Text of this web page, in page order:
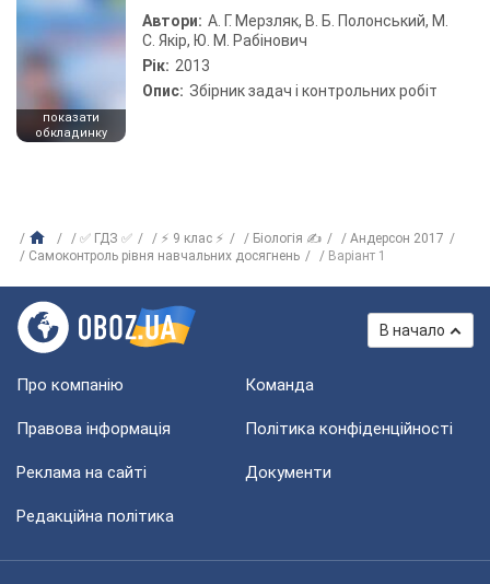
показати
обкладинку
Автори: А. Г. Мерзляк, В. Б. Полонський, М.
С. Якір, Ю. М. Рабінович
Рік: 2013
Опис: Збірник задач і контрольних робіт
✅ ГДЗ ✅ ⚡ 9 клас ⚡ Біологія ✍
Андерсон 2017
Самоконтроль рівня навчальних досягнень
Варіант 1
В начало
Про компанію Команда
Правова інформація Політика конфіденційності
Реклама на сайті Документи
Редакційна політика